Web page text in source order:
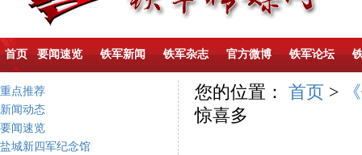
首页 要闻速览 铁军新闻 铁军杂志 官方微博 铁军论坛
重点推荐
新闻动态
要闻速览
盐城新四军纪念馆
您的位置： 首页 >
惊喜多